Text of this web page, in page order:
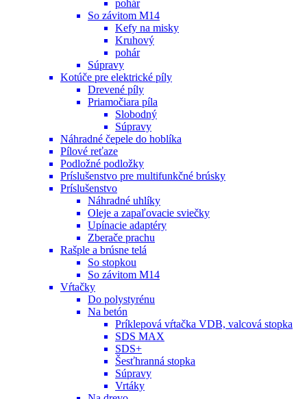
pohár
So závitom M14
Kefy na misky
Kruhový
pohár
Súpravy
Kotúče pre elektrické píly
Drevené píly
Priamočiara píla
Slobodný
Súpravy
Náhradné čepele do hoblíka
Pílové reťaze
Podložné podložky
Príslušenstvo pre multifunkčné brúsky
Príslušenstvo
Náhradné uhlíky
Oleje a zapaľovacie sviečky
Upínacie adaptéry
Zberače prachu
Rašple a brúsne telá
So stopkou
So závitom M14
Vŕtačky
Do polystyrénu
Na betón
Príklepová vŕtačka VDB, valcová stopka
SDS MAX
SDS+
Šesťhranná stopka
Súpravy
Vrtáky